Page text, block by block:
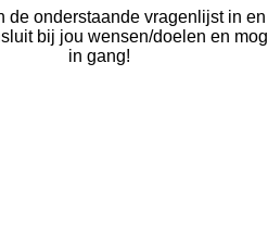
onderstaande vragenlijst in
bij jou wensen/doelen en
in gang!